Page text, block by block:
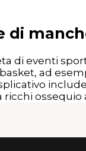
di
di eventi
ad